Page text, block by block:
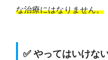
な治療にはなりません。
✅ やってはいけな